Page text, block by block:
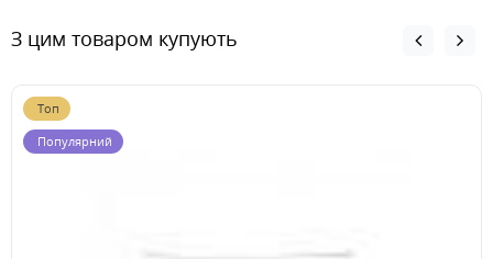
З цим товаром купують
Топ
Популярний